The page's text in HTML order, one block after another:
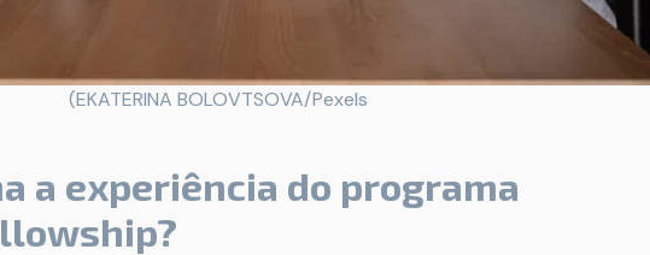
(EKATERINA BOLOVTSOVA/Pexels
a experiência do programa